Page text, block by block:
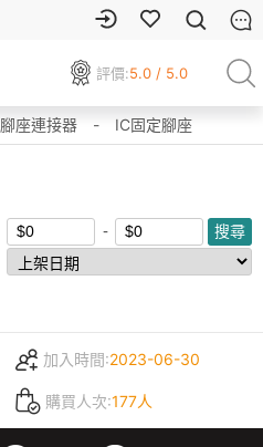
評價:5.0 / 5.0
腳座連接器 - IC固定腳座
加入時間:2023-06-30
購買人次:177人